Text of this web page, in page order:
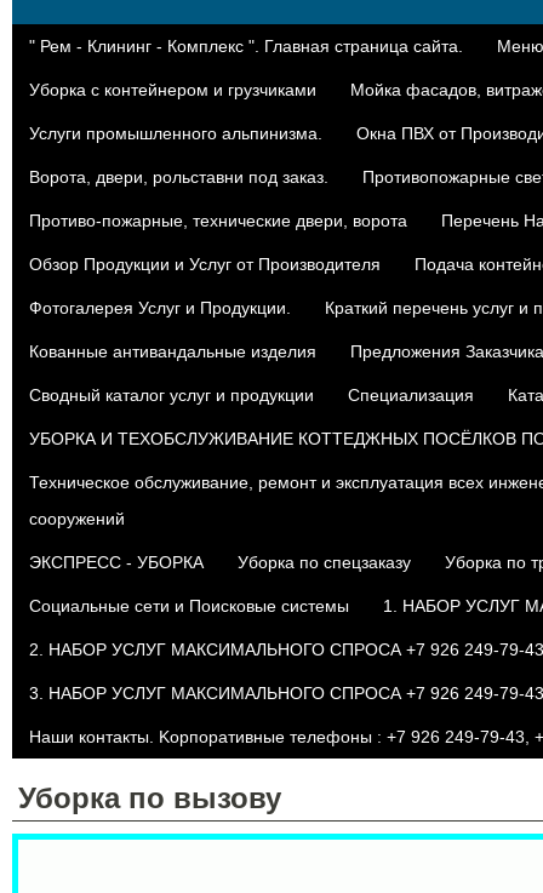
" Рем - Клининг - Комплекс ". Главная страница сайта.
Уборка с контейнером и грузчиками Мойка фасадов,
Услуги промышленного альпинизма. Окна ПВХ от
Ворота, двери, рольставни под заказ. Противопожарные
Противо-пожарные, технические двери, ворота Перечень
Oбзор Продукции и Услуг от Производителя Подача
Фотогалерея Услуг и Продукции. Краткий перечень услуг и
Кованные антивандальные изделия Предложения
Сводный каталог услуг и продукции Специализация
УБОРКА И ТЕХОБСЛУЖИВАНИЕ КОТТЕДЖНЫХ ПОСЁЛКОВ
Техническое обслуживание, ремонт и эксплуатация всех
сооружений
ЭКСПРЕСС - УБОРКА Уборка по спецзаказу Уборка по
Социальные сети и Поисковые системы 1. НАБОР УСЛУГ
2. НАБОР УСЛУГ МАКСИМАЛЬНОГО СПРОСА +7 926 249-79-43
3. НАБОР УСЛУГ МАКСИМАЛЬНОГО СПРОСА +7 926 249-79-43
Наши контакты. Kорпоративные телефоны : +7 926 249-79-43,
Уборка по вызову